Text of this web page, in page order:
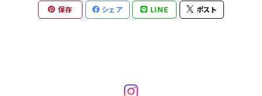
保存 シェア LINE ポスト